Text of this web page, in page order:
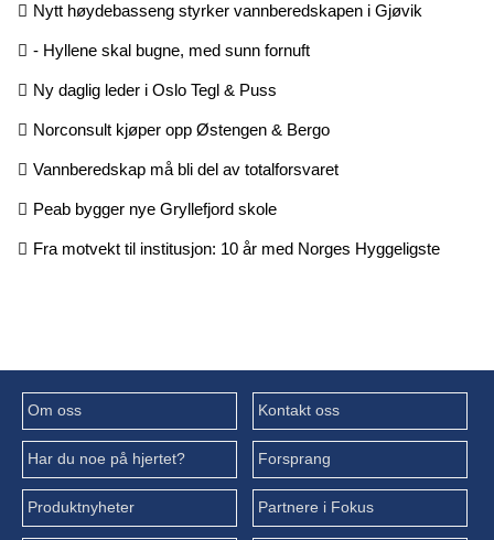
Nytt høydebasseng styrker vannberedskapen i Gjøvik
- Hyllene skal bugne, med sunn fornuft
Ny daglig leder i Oslo Tegl & Puss
Norconsult kjøper opp Østengen & Bergo
Vannberedskap må bli del av totalforsvaret
Peab bygger nye Gryllefjord skole
Fra motvekt til institusjon: 10 år med Norges Hyggeligste
Om oss Kontakt oss
Har du noe på hjertet? Forsprang
Produktnyheter Partnere i Fokus